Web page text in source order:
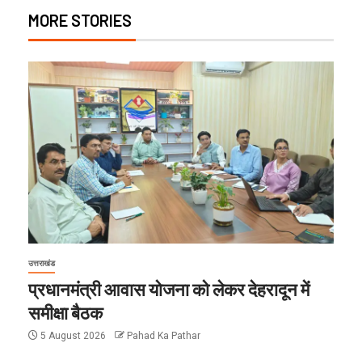
MORE STORIES
उत्तराखंड
प्रधानमंत्री आवास योजना को लेकर देहरादून में
समीक्षा बैठक
5 August 2026 Pahad Ka Pathar